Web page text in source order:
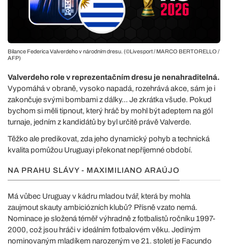
Bilance Federica Valverdeho v národním dresu. (©Livesport / MARCO BERTORELLO /
AFP)
Valverdeho role v reprezentačním dresu je nenahraditelná.
Vypomáhá v obraně, vysoko napadá, rozehrává akce, sám je i
zakončuje svými bombami z dálky... Je zkrátka všude. Pokud
bychom si měli tipnout, který hráč by mohl být adeptem na gól
turnaje, jedním z kandidátů by byl určitě právě Valverde.
Těžko ale predikovat, zda jeho dynamický pohyb a technická
kvalita pomůžou Uruguayi překonat nepříjemné období.
NA PRAHU SLÁVY - MAXIMILIANO ARAÚJO
Má vůbec Uruguay v kádru mladou tvář, která by mohla
zaujmout skauty ambiciózních klubů? Přísně vzato nemá.
Nominace je složená téměř výhradně z fotbalistů ročníku 1997-
2000, což jsou hráči v ideálním fotbalovém věku. Jediným
nominovaným mladíkem narozeným ve 21. století je Facundo